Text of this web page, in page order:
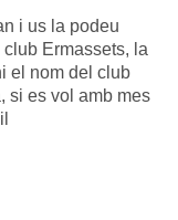
i us la podeu
Ermassets, la
el nom del club
si es vol amb mes